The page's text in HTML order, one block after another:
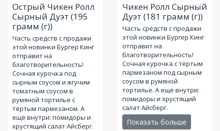
Острый Чикен Ролл
Сырный Дуэт (195
грамм (г))
Часть средств с продажи
этой новинки Бургер Кинг
отправит на
благотворительность!
Сочная курочка под
сырным соусом и жгучим
томатным соусом в
румяной тортилье с
тёртым пармезаном. А
ещё внутри: помидоры и
хрустящий салат Айсберг.
Чикен Ролл Сырный
Дуэт (181 грамм (г))
Часть средств с продажи
этой новинки Бургер Кинг
отправит на
благотворительность!
Сочная курочка с тёртым
пармезаном под сырным
соусом в румяной
тортилье. А ещё внутри:
помидоры и хрустящий
салат Айсберг.
Показать больше